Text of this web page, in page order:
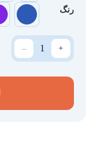
رنگ
+